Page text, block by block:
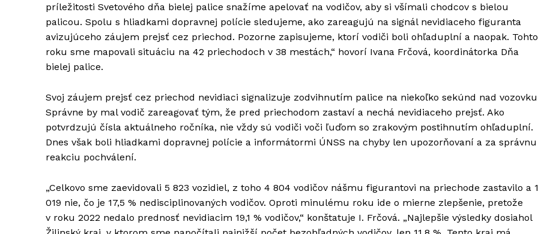
príležitosti Svetového dňa bielej palice snažíme apelovať na vodičov, aby si všímali chodcov s bielou
palicou. Spolu s hliadkami dopravnej polície sledujeme, ako zareagujú na signál nevidiaceho figuranta
avizujúceho záujem prejsť cez priechod. Pozorne zapisujeme, ktorí vodiči boli ohľaduplní a naopak. Tohto
roku sme mapovali situáciu na 42 priechodoch v 38 mestách,“ hovorí Ivana Frčová, koordinátorka Dňa
bielej palice.
Svoj záujem prejsť cez priechod nevidiaci signalizuje zodvihnutím palice na niekoľko sekúnd nad
Správne by mal vodič zareagovať tým, že pred priechodom zastaví a nechá nevidiaceho prejsť. Ako
potvrdzujú čísla aktuálneho ročníka, nie vždy sú vodiči voči ľuďom so zrakovým postihnutím ohľaduplní.
Dnes však boli hliadkami dopravnej polície a informátormi ÚNSS na chyby len upozorňovaní a za správnu
reakciu pochválení.
„Celkovo sme zaevidovali 5 823 vozidiel, z toho 4 804 vodičov nášmu figurantovi na priechode zastavilo a 1
019 nie, čo je 17,5 % nedisciplinovaných vodičov. Oproti minulému roku ide o mierne zlepšenie, pretože
v roku 2022 nedalo prednosť nevidiacim 19,1 % vodičov,“ konštatuje I. Frčová. „Najlepšie výsledky dosiahol